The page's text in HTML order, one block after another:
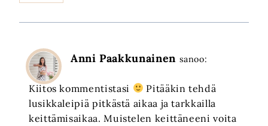
Anni Paakkunainen sanoo:
Kiitos kommentistasi
Pitääkin tehdä
lusikkaleipiä pitkästä aikaa ja tarkkailla
keittämisaikaa. Muistelen keittäneeni voita